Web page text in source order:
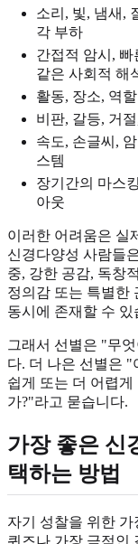
소리, 빛, 냄새,
각 부하
간접적 암시,
같은 사회적 해
활동, 장소, 역
비판, 갈등, 거
속도, 손글씨,
스템
장기간의 마스
아웃
이러한 어려움은 실
신경다양성 사람들
중, 강한 공감, 독창
정의감 또는 특별한
동시에 존재할 수 있
그래서 선별은 "무
다. 더 나은 선별은 "
쉽게 또는 더 어렵
가?"라고 묻습니다.
가장 좋은 신
택하는 방법
자기 성찰을 위한